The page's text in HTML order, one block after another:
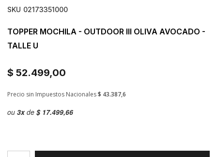
SKU 02173351000
TOPPER MOCHILA - OUTDOOR III OLIVA AVOCADO -
TALLE U
$ 52.499,00
Precio sin Impuestos Nacionales$ 43.387,6
ou 3xde $ 17.499,66